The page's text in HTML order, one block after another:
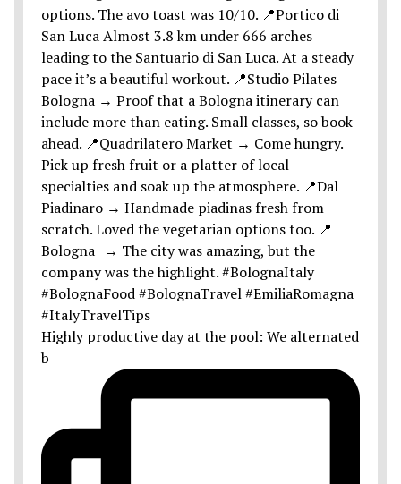
Highly productive day at the pool: We alternated
b